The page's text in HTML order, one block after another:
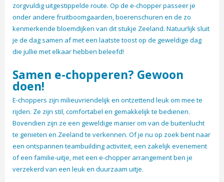
zorgvuldig uitgestippelde route. Op de e-chopper passeer je
onder andere fruitboomgaarden, boerenschuren en de zo
kenmerkende bloemdijken van dit stukje Zeeland. Natuurlijk sluit
je de dag samen af met een laatste toost op de geweldige dag
die jullie met elkaar hebben beleefd!
Samen e-chopperen? Gewoon
doen!
E-choppers zijn milieuvriendelijk en ontzettend leuk om mee te
rijden. Ze zijn stil, comfortabel en gemakkelijk te bedienen.
Bovendien zijn ze een geweldige manier om van de buitenlucht
te genieten en Zeeland te verkennen. Of je nu op zoek bent naar
een ontspannen teambuilding activiteit, een zakelijk evenement
of een familie-uitje, met een e-chopper arrangement ben je
verzekerd van een leuk en duurzaam uitje.